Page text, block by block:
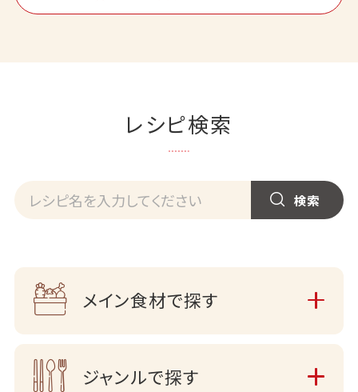
レシピ検索
メイン食材で探す
ジャンルで探す